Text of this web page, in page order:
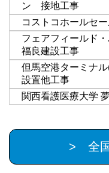
ン 接地工事
コストコホールセ
フェアフィールド
福良建設工事
但馬空港ターミナ
設置他工事
関西看護医療大学
> 全国